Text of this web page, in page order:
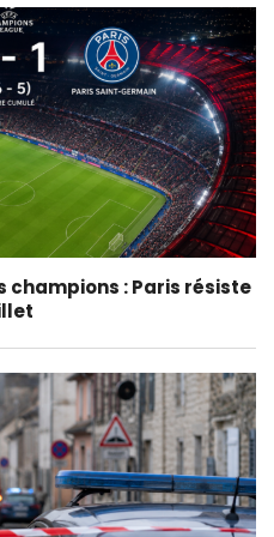
champions : Paris résiste